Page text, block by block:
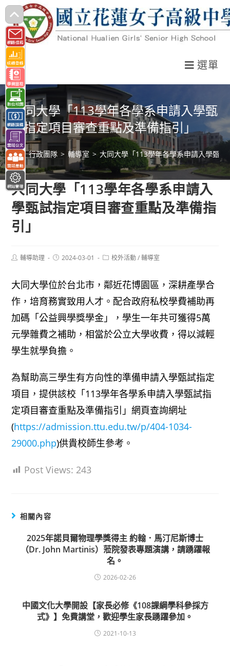
跳
轉
至
主
要
內
容
選單
大同大學「113學年各學系申請入學甄
試指定項目審查重點及準備指引」
> 行政團隊 > 輔導室 > 大同大學「113學年各學系申請入學甄
大同大學「113學年各學系申請入
學甄試指定項目審查重點及準備指
引」
Post輔導助理
Post2024-03-01
Post校外活動 / 輔導室
大同大學位於台北市，鄰近花博園區，深耕產學合
作，培育務實致用人才。配合政府私校學費補助再
加碼「公益興學獎學金」，學生一年共可獲得5萬
元學雜費之補助，相當於公立大學收費，得以減輕
學生就學負擔。
為幫助高三學生有方向性的準備申請入學甄試指定
項目，提供該校「113學年各學系申請入學甄試指
定項目審查重點及準備指引」網頁查詢網址
(https://admission.ttu.edu.tw/p/404-1034-
29000.php)供貴校師生參考。
Post Views: 243
相關內容
2025年諾貝爾物理學獎得主 約翰．馬汀尼斯博士
（Dr. John Martinis）蒞院發表專題演講，請踴躍報
名。
2026-02-26
中國文化大學開設【家長必修《108課綱學科參採方
式》】免費講堂，歡迎學生家長踴躍參加。
2021-10-13